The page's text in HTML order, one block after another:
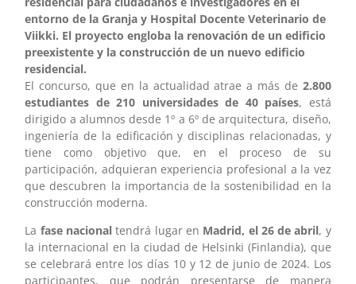
entorno de la Granja y Hospital Docente Veterinario de
Viikki. El proyecto engloba la renovación de un edificio
preexistente y la construcción de un nuevo edificio
residencial.
El concurso, que en la actualidad atrae a más de 2.800
estudiantes de 210 universidades de 40 países, está
dirigido a alumnos desde 1º a 6º de arquitectura, diseño,
ingeniería de la edificación y disciplinas relacionadas, y
tiene como objetivo que, en el proceso de su
participación, adquieran experiencia profesional a la vez
que descubren la importancia de la sostenibilidad en la
construcción moderna.
La fase nacionaltendrá lugar en Madrid, el 26 de abril, y
la internacional en la ciudad de Helsinki (Finlandia), que
se celebrará entre los días 10 y 12 de junio de 2024. Los
participantes, que podrán presentarse de manera